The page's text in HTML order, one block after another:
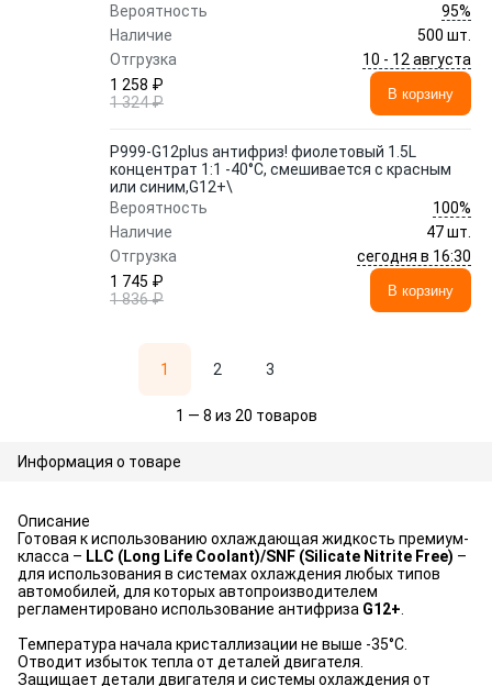
Вероятность
95%
Наличие
500 шт.
Отгрузка
10 - 12 августа
1 258 ₽
1 324 ₽
В корзину
P999-G12plus антифриз! фиолетовый 1.5L
концентрат 1:1 -40°C, смешивается с красным
или синим,G12+\
Вероятность
100%
Наличие
47 шт.
Отгрузка
сегодня в 16:30
1 745 ₽
1 836 ₽
В корзину
1 2 3
1 — 8 из 20 товаров
Информация о товаре
Описание
Готовая к использованию охлаждающая жидкость премиум-
класса – LLC (Long Life Coolant)/SNF (Silicate Nitrite Free) –
для использования в системах охлаждения любых типов
автомобилей, для которых автопроизводителем
регламентировано использование антифриза G12+
Температура начала кристаллизации не выше -35°С.
Отводит избыток тепла от деталей двигателя.
Защищает детали двигателя и системы охлаждения от